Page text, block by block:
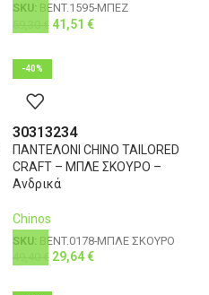
SKU: BENT.1595-ΜΠΕΖ
€ 41,51 €
-40%
30313234
ΠΑΝΤΕΛΟΝΙ CHINO TAILORED
CRAFT – ΜΠΛΕ ΣΚΟΥΡΟ –
Ανδρικά
Chinos
SKU: BENT.0178-ΜΠΛΕ ΣΚΟΥΡΟ
€ 29,64€